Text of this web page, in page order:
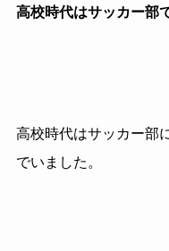
高校時代はサッカー部
高校時代はサッカー部
でいました。